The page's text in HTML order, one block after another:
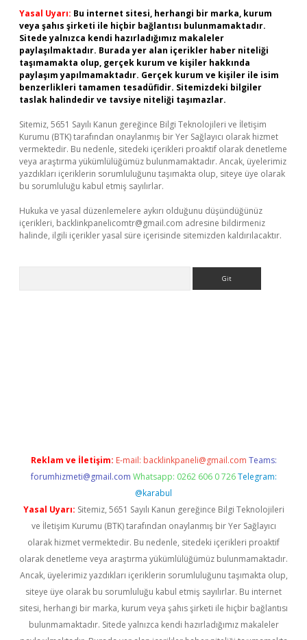
Yasal Uyarı: Bu internet sitesi, herhangi bir marka, kurum
veya şahıs şirketi ile hiçbir bağlantısı bulunmamaktadır.
Sitede yalnızca kendi hazırladığımız makaleler
paylaşılmaktadır. Burada yer alan içerikler haber niteliği
taşımamakta olup, gerçek kurum ve kişiler hakkında
paylaşım yapılmamaktadır. Gerçek kurum ve kişiler ile isim
benzerlikleri tamamen tesadüfidir. Sitemizdeki bilgiler
taslak halindedir ve tavsiye niteliği taşımazlar.
Sitemiz, 5651 Sayılı Kanun gereğince Bilgi Teknolojileri ve İletişim
Kurumu (BTK) tarafından onaylanmış bir Yer Sağlayıcı olarak hizmet
vermektedir. Bu nedenle, sitedeki içerikleri proaktif olarak denetleme
veya araştırma yükümlülüğümüz bulunmamaktadır. Ancak, üyelerimiz
yazdıkları içeriklerin sorumluluğunu taşımakta olup, siteye üye olarak
bu sorumluluğu kabul etmiş sayılırlar.
Hukuka ve yasal düzenlemelere aykırı olduğunu düşündüğünüz
içerikleri, backlinkpanelicomtr@gmail.com adresine bildirmeniz
halinde, ilgili içerikler yasal süre içerisinde sitemizden kaldırılacaktır.
Reklam ve İletişim: E-mail: backlinkpaneli@gmail.com Teams:
forumhizmeti@gmail.com Whatsapp: 0262 606 0 726 Telegram:
@karabul
Yasal Uyarı: Sitemiz, 5651 Sayılı Kanun gereğince Bilgi Teknolojileri
ve İletişim Kurumu (BTK) tarafından onaylanmış bir Yer Sağlayıcı
olarak hizmet vermektedir. Bu nedenle, sitedeki içerikleri proaktif
olarak denetleme veya araştırma yükümlülüğümüz bulunmamaktadır.
Ancak, üyelerimiz yazdıkları içeriklerin sorumluluğunu taşımakta olup,
siteye üye olarak bu sorumluluğu kabul etmiş sayılırlar. Bu internet
sitesi, herhangi bir marka, kurum veya şahıs şirketi ile hiçbir bağlantısı
bulunmamaktadır. Sitede yalnızca kendi hazırladığımız makaleler